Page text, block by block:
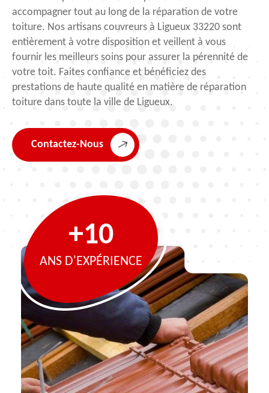
accompagner tout au long de la réparation de votre
toiture. Nos artisans couvreurs à Ligueux 33220 sont
entièrement à votre disposition et veillent à vous
fournir les meilleurs soins pour assurer la pérennité de
votre toit. Faites confiance et bénéficiez des
prestations de haute qualité en matière de réparation
toiture dans toute la ville de Ligueux.
Contactez-Nous
+10
ANS D'EXPÉRIENCE